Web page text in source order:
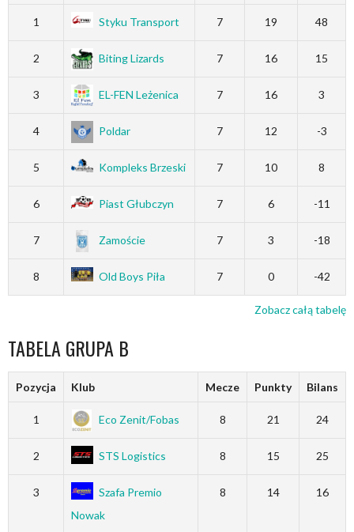
1 Styku Transport 7 19 48
2 Biting Lizards 7 16 15
3 EL-FEN Leżenica 7 16 3
4 Poldar 7 12 -3
5 Kompleks Brzeski 7 10 8
6 Piast Głubczyn 7 6 -11
7 Zamoście 7 3 -18
8 Old Boys Piła 7 0 -42
Zobacz całą tabelę
TABELA GRUPA B
Pozycja Klub Mecze Punkty Bilans
1 Eco Zenit/Fobas 8 21 24
2 STS Logistics 8 15 25
3
Szafa Premio
Nowak
8 14 16